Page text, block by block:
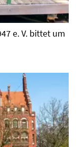
e. V. bittet um